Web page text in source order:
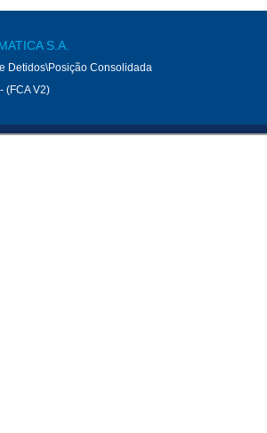
S.A.
Detidos\Posição Consolidada
(FCA V2)